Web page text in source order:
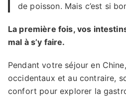
de poisson. Mais c’est si
La première fois, vos
mal à s’y faire.
Pendant votre séjour en
occidentaux et au contraire,
confort pour explorer la